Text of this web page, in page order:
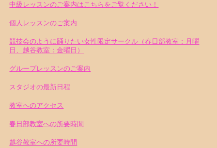
中級レッスンのご案内はこちらをご覧ください！
個人レッスンのご案内
競技会のように踊りたい女性限定サークル（春日部教室：月曜
日、越谷教室：金曜日）
グループレッスンのご案内
スタジオの最新日程
教室へのアクセス
春日部教室への所要時間
越谷教室への所要時間